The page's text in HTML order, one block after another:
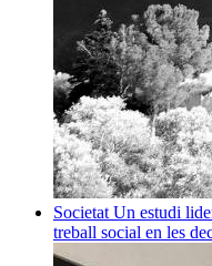
Societat Un estudi
treball social en les